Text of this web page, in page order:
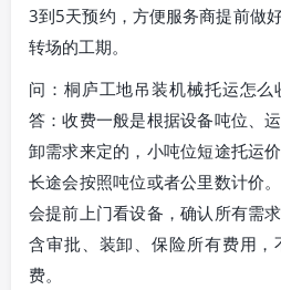
3到5天预约，方便服务商提前做
转场的工期。
问：桐庐工地吊装机械托运怎么
答：收费一般是根据设备吨位、
卸需求来定的，小吨位短途托运
长途会按照吨位或者公里数计价
会提前上门看设备，确认所有需
含审批、装卸、保险所有费用
费。